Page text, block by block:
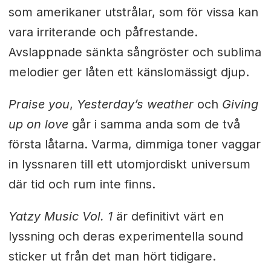
som amerikaner utstrålar, som för vissa kan
vara irriterande och påfrestande.
Avslappnade sänkta sångröster och sublima
melodier ger låten ett känslomässigt djup.
Praise you, Yesterday’s weather och Giving
up on lovegår i samma anda som de två
första låtarna. Varma, dimmiga toner vaggar
in lyssnaren till ett utomjordiskt universum
där tid och rum inte finns.
Yatzy Music Vol. 1är definitivt värt en
lyssning och deras experimentella sound
sticker ut från det man hört tidigare.